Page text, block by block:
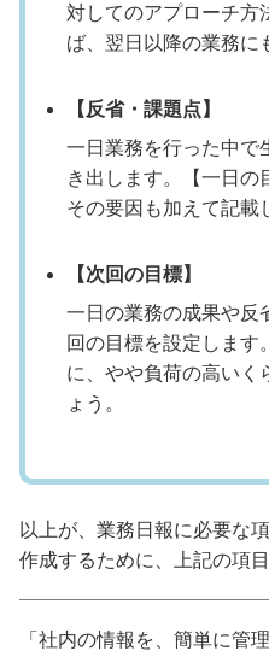
対してのアプローチ方
ば、翌日以降の業務に
【反省・課題点】
一日業務を行った中で
き出します。【一日の
その要因も加えて記載
【次回の目標】
一日の業務の成果や反
回の目標を設定します
に、やや負荷の高いく
ょう。
以上が、業務日報に必要な
作成するために、上記の項
「社内の情報を、簡単に管